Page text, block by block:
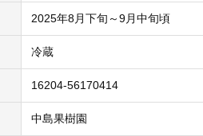
2025年8月下旬～9月中旬頃
冷蔵
16204-56170414
中島果樹園